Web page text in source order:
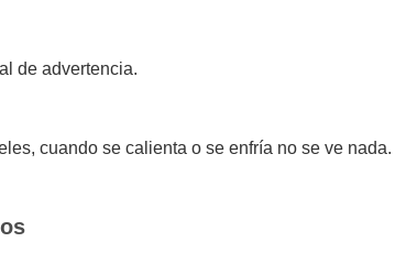
de advertencia.
cuando se calienta o se enfría no se ve nada.